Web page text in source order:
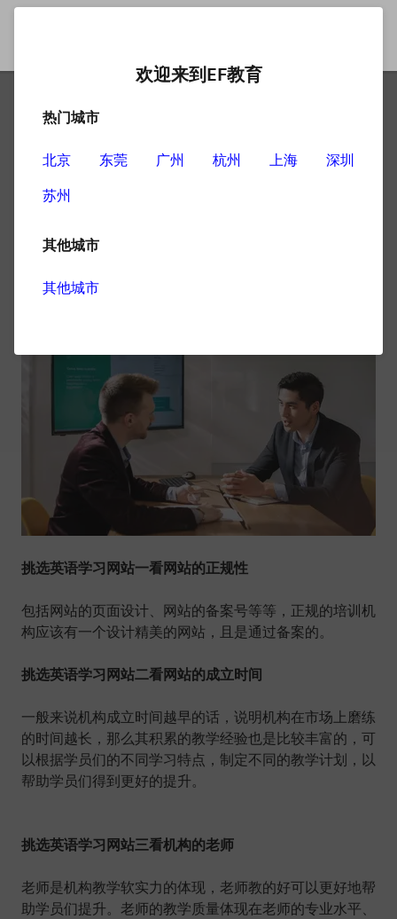
英语学习网站哪个好？
习英语提供更多的选择，同时也让不少人陷入了纠结，究
挑选英语学习网站一看网站的正规性
包括网站的页面设计、网站的备案号等等，正规的培训机
构应该有一个设计精美的网站，且是通过备案的。
挑选英语学习网站二看网站的成立时间
一般来说机构成立时间越早的话，说明机构在市场上磨练
的时间越长，那么其积累的教学经验也是比较丰富的，可
以根据学员们的不同学习特点，制定不同的教学计划，以
帮助学员们得到更好的提升。
挑选英语学习网站三看机构的老师
老师是机构教学软实力的体现，老师教的好可以更好地帮
助学员们提升。老师的教学质量体现在老师的专业水平、
欢迎来到EF教育
热门城市
北京 东莞 广州 杭州 上海
深圳
苏州
其他城市
其他城市